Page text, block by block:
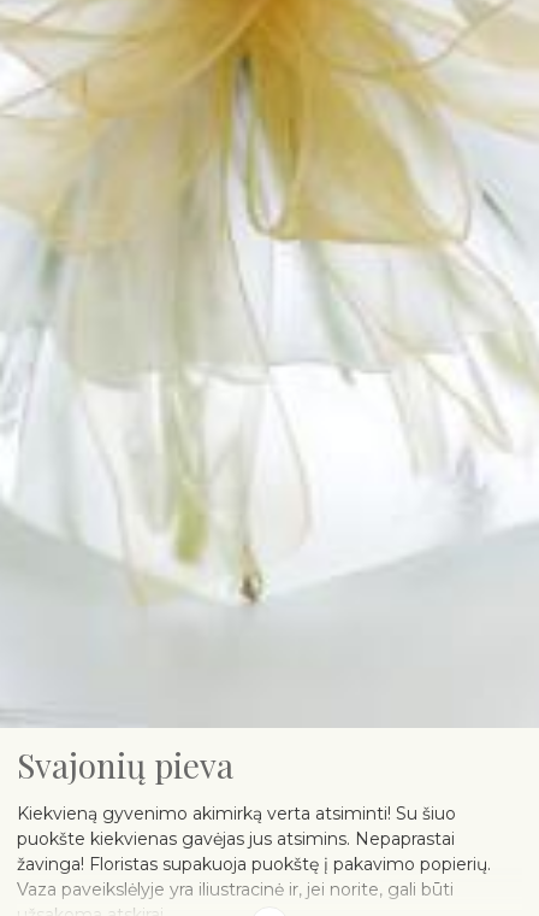
Svajonių pieva
Kiekvieną gyvenimo akimirką verta atsiminti! Su šiuo
puokšte kiekvienas gavėjas jus atsimins. Nepaprastai
žavinga! Floristas supakuoja puokštę į pakavimo popierių.
Vaza paveikslėlyje yra iliustracinė ir, jei norite, gali būti